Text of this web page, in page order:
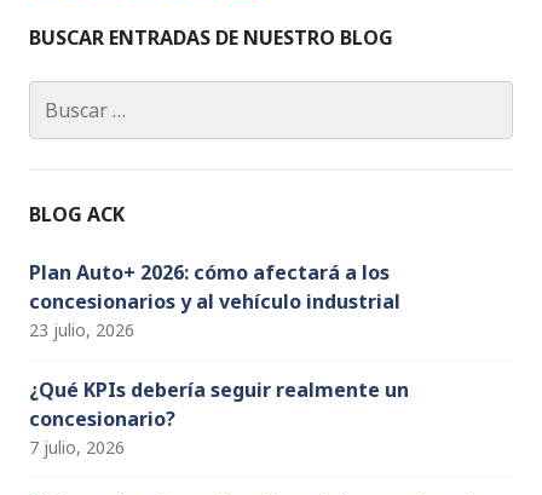
c
e
b
o
a
g
ra
k
e
dI
it
te
r
u
T
u
h
a
n
BUSCAR ENTRADAS DE NUESTRO BLOG
BLOG ACK
Plan Auto+ 2026: cómo afectará a los
concesionarios y al vehículo industrial
23 julio, 2026
¿Qué KPIs debería seguir realmente un
concesionario?
7 julio, 2026